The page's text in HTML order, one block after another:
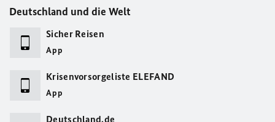
Deutschland und die Welt
Sicher Reisen
App
Krisenvorsorgeliste ELEFAND
App
Deutschland.de